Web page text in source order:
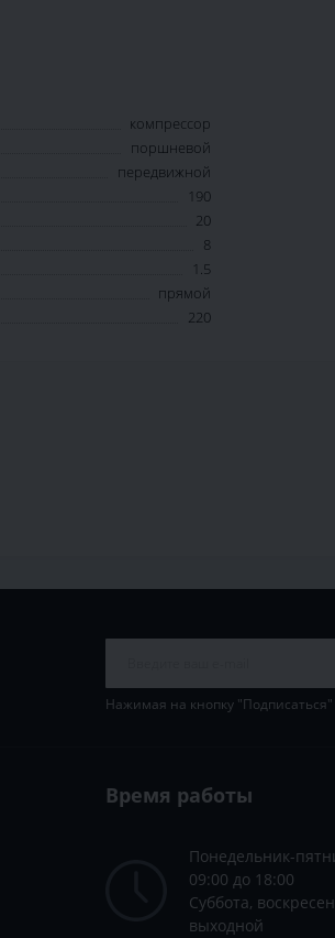
компрессор
поршневой
передвижной
190
20
8
1.5
прямой
220
Нажимая на кнопку
Время работы
Понедельник-
09:00 до 18:00
Суббота,
выходной